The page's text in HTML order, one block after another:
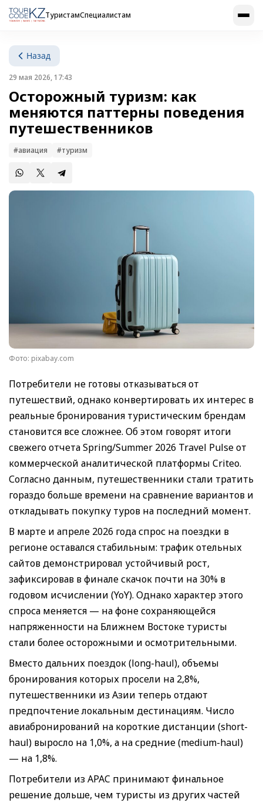
ТуристамСпециалистам
Назад
29 мая 2026, 17:43
Осторожный туризм: как
меняются паттерны поведения
путешественников
#авиация #туризм
Фото: pixabay.com
Потребители не готовы отказываться от
путешествий, однако конвертировать их интерес в
реальные бронирования туристическим брендам
становится все сложнее. Об этом говорят итоги
свежего отчета Spring/Summer 2026 Travel Pulse от
коммерческой аналитической платформы Criteо.
Согласно данным, путешественники стали тратить
гораздо больше времени на сравнение вариантов и
откладывать покупку туров на последний момент.
В марте и апреле 2026 года спрос на поездки в
регионе оставался стабильным: трафик отельных
сайтов демонстрировал устойчивый рост,
зафиксировав в финале скачок почти на 30% в
годовом исчислении (YoY). Однако характер этого
спроса меняется — на фоне сохраняющейся
напряженности на Ближнем Востоке туристы
стали более осторожными и осмотрительными.
Вместо дальних поездок (long-haul), объемы
бронирования которых просели на 2,8%,
путешественники из Азии теперь отдают
предпочтение локальным дестинациям. Число
авиабронирований на короткие дистанции (short-
haul) выросло на 1,0%, а на средние (medium-haul)
— на 1,8%.
Потребители из APAC принимают финальное
решение дольше, чем туристы из других частей